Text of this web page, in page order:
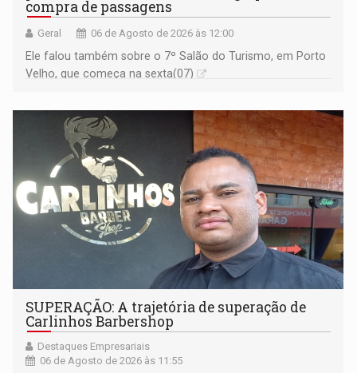
compra de passagens
Geral 06 de Agosto de 2026 às 12:00
Ele falou também sobre o 7º Salão do Turismo, em Porto
Velho, que começa na sexta(07)
SUPERAÇÃO: A trajetória de superação de
Carlinhos Barbershop
Destaques Empresariais
06 de Agosto de 2026 às 11:55